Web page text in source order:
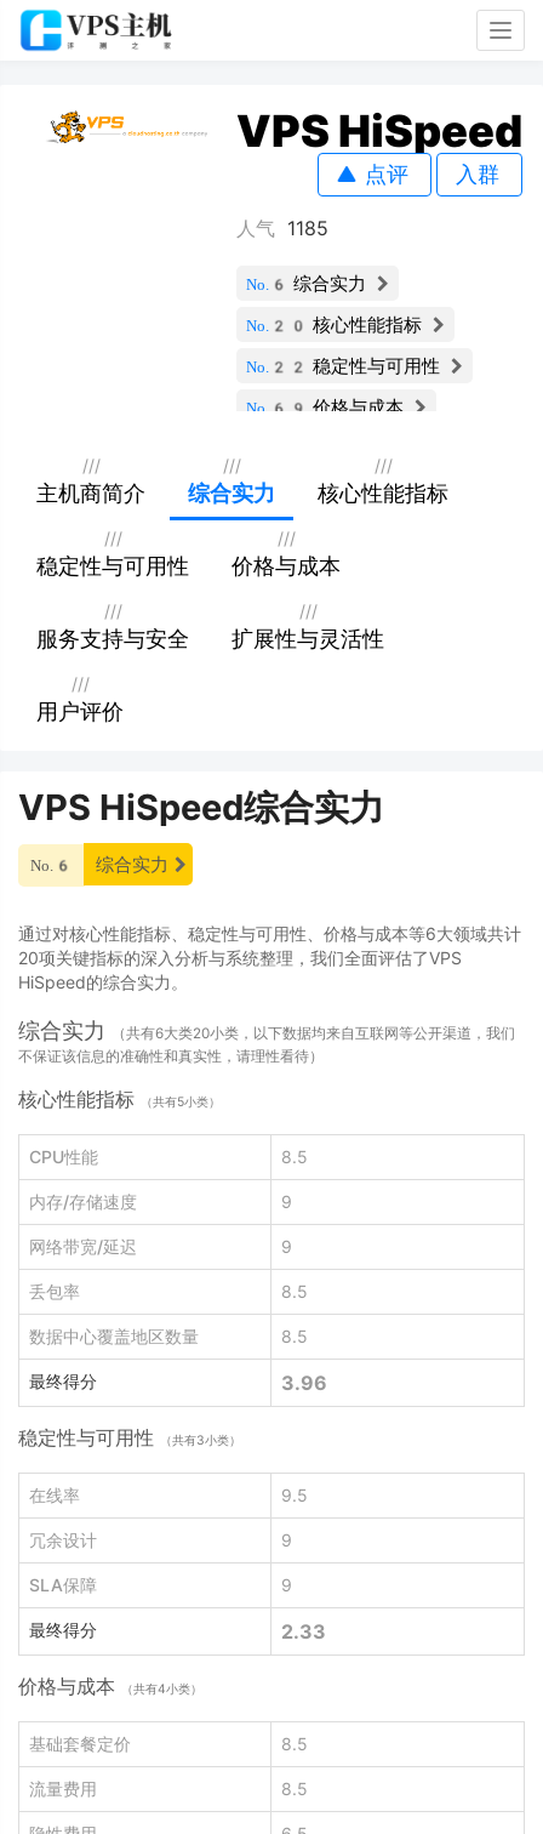
VPS HiSpeed
点评 入群
人气 1185
No.6 综合实力
No.20 核心性能指标
No.22 稳定性与可用性
No.69 价格与成本
No.7 扩展性与灵活性
No.41
///
主机商简介
///
综合实力
///
核心性能指标
///
稳定性与可用性
///
价格与成本
///
服务支持与安全
///
扩展性与灵活性
///
用户评价
VPS HiSpeed综合实力
No.6 综合实力
通过对核心性能指标、稳定性与可用性、价格与成本等6大领域共计
20项关键指标的深入分析与系统整理，我们全面评估了VPS
HiSpeed的综合实力。
综合实力
（共有6大类20小类，以下数据均来自互联网等公开渠道，我们
不保证该信息的准确性和真实性，请理性看待）
核心性能指标 （共有5小类）
CPU性能 8.5
内存/存储速度 9
网络带宽/延迟 9
丢包率 8.5
数据中心覆盖地区数量 8.5
最终得分 3.96
稳定性与可用性 （共有3小类）
在线率 9.5
冗余设计 9
SLA保障 9
最终得分 2.33
价格与成本 （共有4小类）
基础套餐定价 8.5
流量费用 8.5